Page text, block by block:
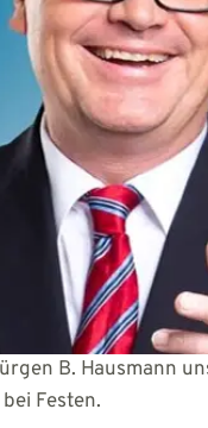
B. Hausmann
Schule oder